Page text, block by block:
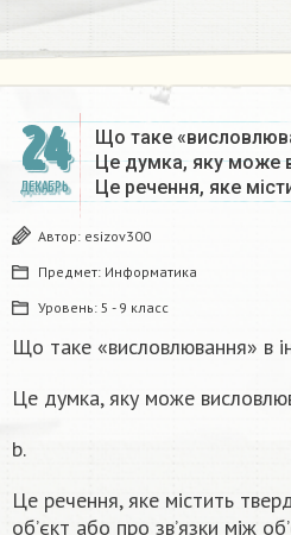
24
ДЕКАБРЬ
Що таке
Це думка, яку може
Це речення, яке
Автор: esizov300
Предмет: Информатика
Уровень: 5 - 9 класс
Що таке «висловлювання» в
Це думка, яку може
b.
Це речення, яке містить
об’єкт або про зв’язки між